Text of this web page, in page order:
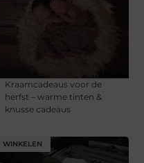
Kraamcadeaus voor de
herfst – warme tinten &
knusse cadeaus
WINKELEN